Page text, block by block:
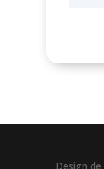
Design de